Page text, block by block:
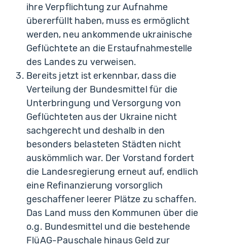
ihre Verpflichtung zur Aufnahme
übererfüllt haben, muss es ermöglicht
werden, neu ankommende ukrainische
Geflüchtete an die Erstaufnahmestelle
des Landes zu verweisen.
Bereits jetzt ist erkennbar, dass die
Verteilung der Bundesmittel für die
Unterbringung und Versorgung von
Geflüchteten aus der Ukraine nicht
sachgerecht und deshalb in den
besonders belasteten Städten nicht
auskömmlich war. Der Vorstand fordert
die Landesregierung erneut auf, endlich
eine Refinanzierung vorsorglich
geschaffener leerer Plätze zu schaffen.
Das Land muss den Kommunen über die
o.g. Bundesmittel und die bestehende
FlüAG-Pauschale hinaus Geld zur